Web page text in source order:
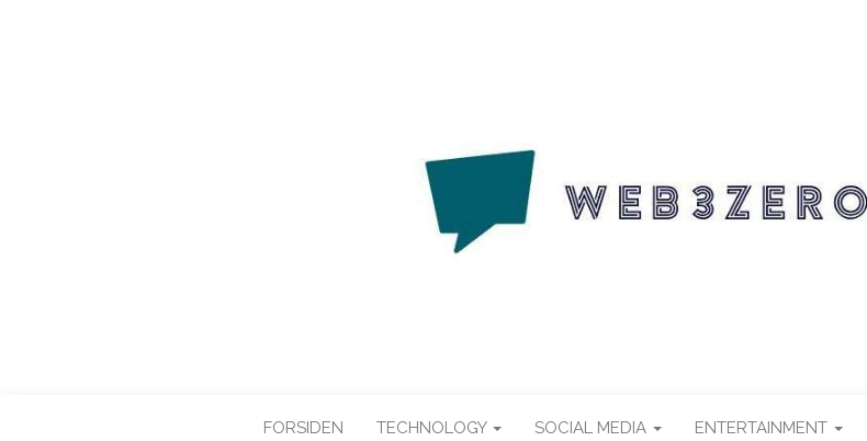
WEB3ZERO.DK
FORSIDEN TECHNOLOGY SOCIAL MEDIA ENTERTAINMENT